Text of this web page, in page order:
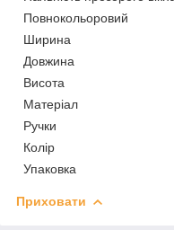
Повнокольоровий
Ширина
Довжина
Висота
Матеріал
Ручки
Колір
Упаковка
Приховати